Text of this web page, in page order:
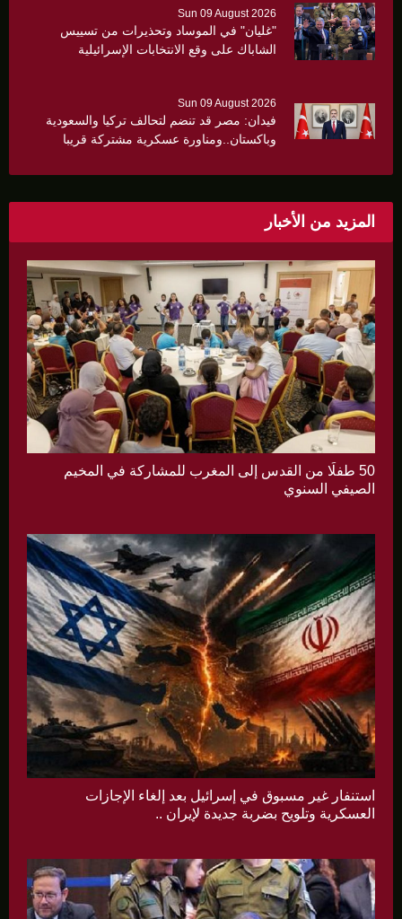
Sun 09 August 2026
"غليان" في الموساد وتحذيرات من تسييس
الشاباك على وقع الانتخابات الإسرائيلية
Sun 09 August 2026
فيدان: مصر قد تنضم لتحالف تركيا والسعودية
وباكستان..ومناورة عسكرية مشتركة قريبا
المزيد من الأخبار
50 طفلًا من القدس إلى المغرب للمشاركة في المخيم
الصيفي السنوي
استنفار غير مسبوق في إسرائيل بعد إلغاء الإجازات
العسكرية وتلويح بضربة جديدة لإيران ..